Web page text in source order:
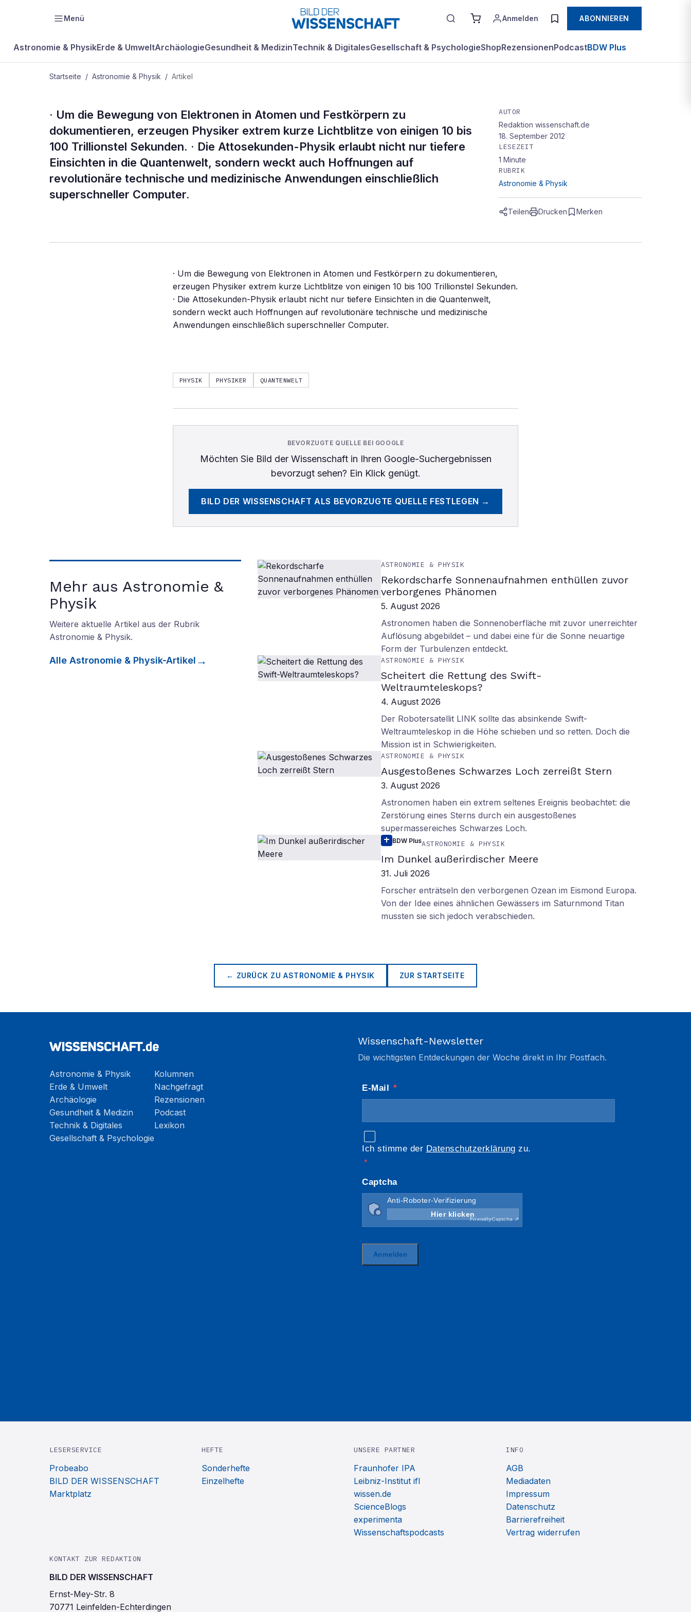
Menü Anmelden ABONNIEREN
Astronomie & PhysikErde & UmweltArchäologieGesundheit & MedizinTechnik & DigitalesGesellschaft & PsychologieShopRezensionenPodcastBDW Plus
Startseite / Astronomie & Physik / Artikel
ASTRONOMIE & PHYSIK
Kompakt
· Um die Bewegung von Elektronen in Atomen und Festkörpern zu
dokumentieren, erzeugen Physiker extrem kurze Lichtblitze von einigen 10 bis
100 Trillionstel Sekunden. · Die Attosekunden-Physik erlaubt nicht nur tiefere
Einsichten in die Quantenwelt, sondern weckt auch Hoffnungen auf
revolutionäre technische und medizinische Anwendungen einschließlich
superschneller Computer.
AUTOR
Redaktion wissenschaft.de
18. September 2012
LESEZEIT
1 Minute
RUBRIK
Astronomie & Physik
Teilen Drucken Merken
· Um die Bewegung von Elektronen in Atomen und Festkörpern zu dokumentieren,
erzeugen Physiker extrem kurze Lichtblitze von einigen 10 bis 100 Trillionstel Sekunden.
· Die Attosekunden-Physik erlaubt nicht nur tiefere Einsichten in die Quantenwelt,
sondern weckt auch Hoffnungen auf revolutionäre technische und medizinische
Anwendungen einschließlich superschneller Computer.
PHYSIK PHYSIKER QUANTENWELT
BEVORZUGTE QUELLE BEI GOOGLE
Möchten Sie Bild der Wissenschaftin Ihren Google-Suchergebnissen
bevorzugt sehen? Ein Klick genügt.
BILD DER WISSENSCHAFT ALS BEVORZUGTE QUELLE FESTLEGEN →
Mehr aus Astronomie &
Physik
Weitere aktuelle Artikel aus der Rubrik
Astronomie & Physik.
Alle Astronomie & Physik-Artikel
ASTRONOMIE & PHYSIK
Rekordscharfe Sonnenaufnahmen enthüllen zuvor
verborgenes Phänomen
5. August 2026
Astronomen haben die Sonnenoberfläche mit zuvor unerreichter
Auflösung abgebildet – und dabei eine für die Sonne neuartige
Form der Turbulenzen entdeckt.
ASTRONOMIE & PHYSIK
Scheitert die Rettung des Swift-
Weltraumteleskops?
4. August 2026
Der Robotersatellit LINK sollte das absinkende Swift-
Weltraumteleskop in die Höhe schieben und so retten. Doch die
Mission ist in Schwierigkeiten.
ASTRONOMIE & PHYSIK
Ausgestoßenes Schwarzes Loch zerreißt Stern
3. August 2026
Astronomen haben ein extrem seltenes Ereignis beobachtet: die
Zerstörung eines Sterns durch ein ausgestoßenes
supermassereiches Schwarzes Loch.
BDW PlusASTRONOMIE & PHYSIK
Im Dunkel außerirdischer Meere
31. Juli 2026
Forscher enträtseln den verborgenen Ozean im Eismond Europa.
Von der Idee eines ähnlichen Gewässers im Saturnmond Titan
mussten sie sich jedoch verabschieden.
← ZURÜCK ZUASTRONOMIE & PHYSIK ZUR STARTSEITE
Astronomie & Physik
Erde & Umwelt
Archäologie
Gesundheit & Medizin
Technik & Digitales
Gesellschaft & Psychologie
Kolumnen
Nachgefragt
Rezensionen
Podcast
Lexikon
Wissenschaft-Newsletter
Die wichtigsten Entdeckungen der Woche direkt in Ihr Postfach.
LESERSERVICE
Probeabo
BILD DER WISSENSCHAFT
Marktplatz
HEFTE
Sonderhefte
Einzelhefte
UNSERE PARTNER
Fraunhofer IPA
Leibniz-Institut ifl
wissen.de
ScienceBlogs
experimenta
Wissenschaftspodcasts
INFO
AGB
Mediadaten
Impressum
Datenschutz
Barrierefreiheit
Vertrag widerrufen
KONTAKT ZUR REDAKTION
BILD DER WISSENSCHAFT
Ernst-Mey-Str. 8
70771 Leinfelden-Echterdingen